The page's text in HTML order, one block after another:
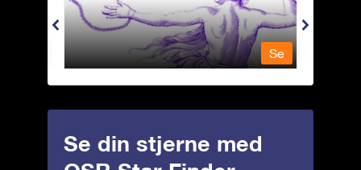
Se
Se din stjerne med